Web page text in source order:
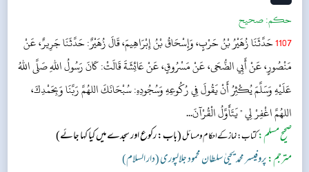
حکم:صحیح
1107حَدَّثَنَا زُهَيْرُ بْنُ حَرْبٍ، وَإِسْحَاقُ بْنُ إِبْرَاهِيمَ، قَالَ زُهَيْرٌ: حَدَّثَنَا جَرِيرٌ، عَنْ
مَنْصُورٍ، عَنْ أَبِي الضُّحَى، عَنْ مَسْرُوقٍ، عَنْ عَائِشَةَ قَالَتْ: كَانَ رَسُولُ اللهِ صَلَّى اللهُ
عَلَيْهِ وَسَلَّمَ يُكْثِرُ أَنْ يَقُولَ فِي رُكُوعِهِ وَسُجُودِهِ: سُبْحَانَكَ اللهُمَّ رَبَّنَا وَبِحَمْدِكَ،
اللهُمَّ اغْفِرْ لِي " يَتَأَوَّلُ الْقُرْآنَ...
صحیح مسلم:کتاب: نماز کے احکام ومسائل(باب: رکوع اور سجدے میں کیا کہا جائے)
مترجم:پروفیسر محمد یحییٰ سلطان محمود جلالپوری (دار السلام)